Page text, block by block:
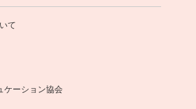
て
ケーション協会